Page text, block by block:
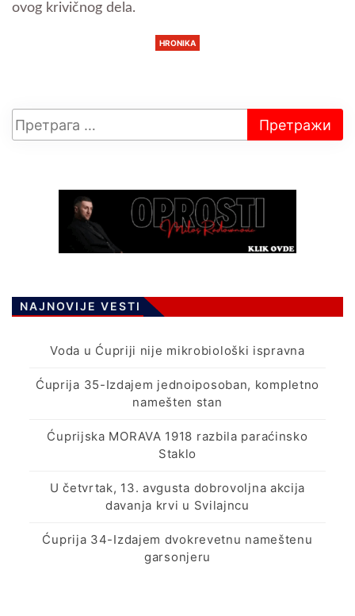
ovog krivičnog dela.
HRONIKA
NAJNOVIJE VESTI
Voda u Ćupriji nije mikrobiološki ispravna
Ćuprija 35-Izdajem jednoiposoban, kompletno
namešten stan
Ćuprijska MORAVA 1918 razbila paraćinsko
Staklo
U četvrtak, 13. avgusta dobrovoljna akcija
davanja krvi u Svilajncu
Ćuprija 34-Izdajem dvokrevetnu nameštenu
garsonjeru